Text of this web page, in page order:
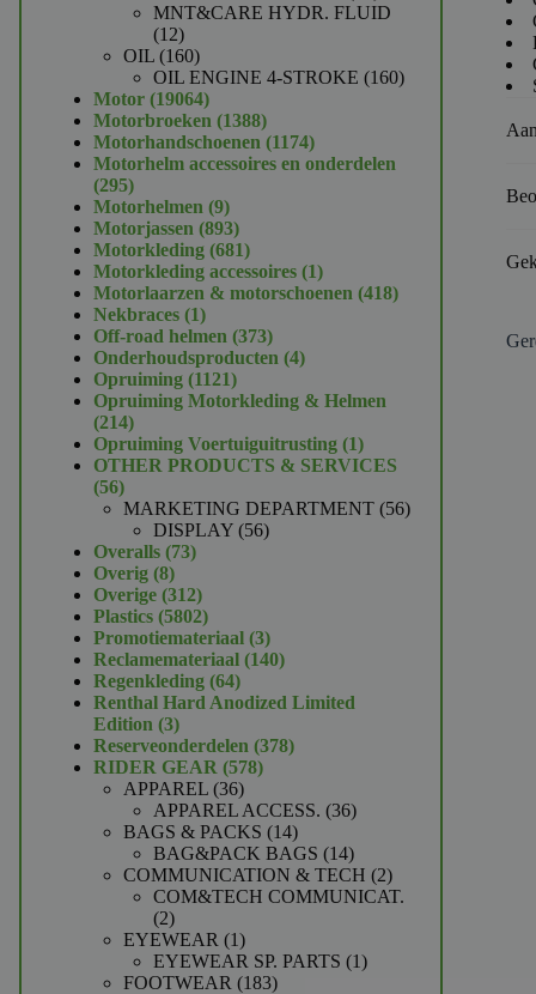
producten
MNT&CARE HYDR. FLUID
1212
producten
OIL 160160
producten
OIL ENGINE 4-STROKE 160160
Motor 1906419064
producten
Motorbroeken 13881388
producten
Motorhandschoenen 11741174
producten
Motorhelm accessoires en onderdelen
295295
producten
Motorhelmen 99
producten
Motorjassen 893893
producten
Motorkleding 681681
producten
Motorkleding accessoires 11
product
Motorlaarzen & motorschoenen 418418
Nekbraces 11
product
Off-road helmen 373373
producten
Onderhoudsproducten 44
Opruiming 11211121
producten
Opruiming Motorkleding & Helmen
214214
producten
Opruiming Voertuiguitrusting 11
product
OTHER PRODUCTS & SERVICES
5656
producten
MARKETING DEPARTMENT 5656
DISPLAY 5656
Overalls 7373
Overig 88
producten
Overige 312312
producten
Plastics 58025802
producten
Promotiemateriaal 33
producten
Reclamemateriaal 140140
Regenkleding 6464
producten
Renthal Hard Anodized Limited
Edition 33
producten
Reserveonderdelen 378378
RIDER GEAR 578578
APPAREL 3636
producten
APPAREL ACCESS. 3636
BAGS & PACKS 1414
producten
BAG&PACK BAGS 1414
producten
COMMUNICATION & TECH 22
producten
COM&TECH COMMUNICAT.
22
producten
EYEWEAR 11
product
EYEWEAR SP. PARTS 11
FOOTWEAR 183183